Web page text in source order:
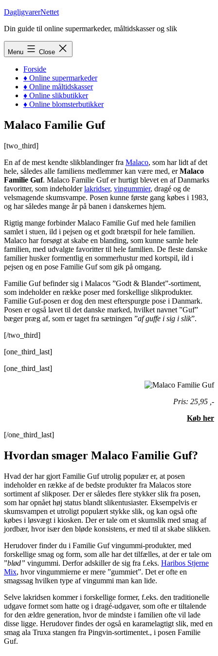
Skip
content
DagligvarerNettet
Din guide til online supermarkeder, måltidskasser og slik
Menu Close
Forside
♦ Online supermarkeder
♦ Online måltidskasser
♦ Online slikbutikker
♦ Online blomsterbutikker
Malaco Familie Guf
[two_third]
En af de mest kendte slikblandinger fra Malaco, som har lidt af det
hele, således alle familiens medlemmer kan være med, erMalaco
Familie Guf. Malaco Familie Guf er hurtigt blevet en af Danmarks
favoritter, som indeholderlakridser, vingummier, dragé og de
velsmagende skumsvampe. Posen kunne første gang købes i 1983,
og har således mange år på banen i danskernes hjem.
Rigtig mange forbinder Malaco Familie Guf med hele familien
samlet i stuen, ild i pejsen og et godt brætspil for hele familien.
Malaco har forsøgt at skabe en blanding, som kunne samle hele
familien, med udvalgte favoritter til hele familien. De fleste danske
familier husker formentlig en sommerhustur med kortspil, ild i
pejsen og en pose Familie Guf som gik på omgang.
Familie Guf befinder sig i Malacos ”Godt & Blandet”-sortiment,
som indeholder en række poser med forskellige slikprodukter.
Familie Guf-posen er dog den mest efterspurgte pose i Danmark.
Posen er også lavet til det danske marked, hvilket navnet ”Guf”
bæger præg af, som er taget fra sætningen ”af guffe i sig i slik”.
[/two_third]
[one_third_last]
[one_third_last]
Pris: 25,95 ,-
Køb her
[/one_third_last]
Hvordan smager Malaco Familie Guf?
Hvad der har gjort Familie Guf utrolig populær er, at posen
indeholder en række af de bedste produkter fra Malacos store
sortiment af slikposer. Der er således flere stykker slik fra posen,
som har opnået høj status blandt slikentusiaster. Eksempelvis er
skumsvampen et utroligt populært stykke slik, og kan også ofte
købes i løsvægt i kiosken. Der er tale om et skumslik med smag af
jordbær, hvor især den bløde konsistens, er med til at skabe slikken.
Herudover finder du i Familie Guf vingummi-produkter, med
forskellige smag og form, som alle har det tilfælles, at der er tale om
”blød” vingummi. Derfor adskiller de sig fra f.eks. Haribos Stjerne
Mix, hvor vingummierne er mere ”gummiet”. Det er ofte en
smagssag hvilken type af vingummi man kan lide.
Selve lakridsen kommer i forskellige former, f.eks. den traditionelle
udgave formet som hatte og i dragé-udgaver, som ofte er tiltalende
for den ældre generation, hvor de mindste i familien ofte vil lade
disse ligge. Herudover findes der også en karamelagtigt slik, med en
smag ala Truxa stangen fra Pingvin-sortimentet., i posen Familie
Guf.